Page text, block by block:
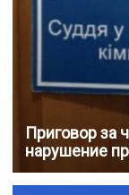
Приговор за
нарушение